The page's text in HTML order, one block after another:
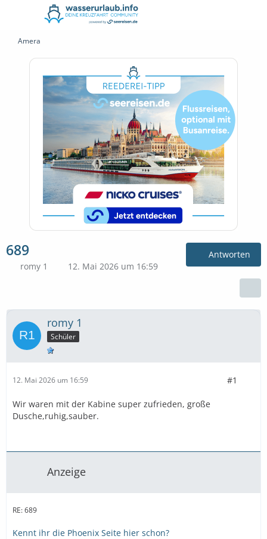
Amera
689
romy 1 12. Mai 2026 um 16:59
Antworten
romy 1
Schüler
12. Mai 2026 um 16:59 #1
Wir waren mit der Kabine super zufrieden, große
Dusche,ruhig,sauber.
Anzeige
RE: 689
Kennt ihr die Phoenix Seite hier schon?